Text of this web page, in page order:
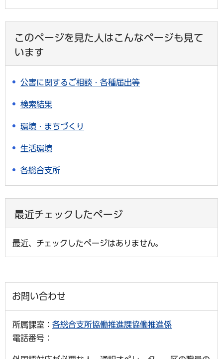
このページを見た人はこんなページも見て
います
公害に関するご相談・各種届出等
検索結果
環境・まちづくり
生活環境
各総合支所
最近チェックしたページ
最近、チェックしたページはありません。
お問い合わせ
所属課室： 各総合支所協働推進課協働推進係
電話番号：